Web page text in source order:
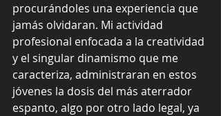
procurándoles una experiencia que
jamás olvidaran. Mi actividad
profesional enfocada a la creatividad
y el singular dinamismo que me
caracteriza, administraran en estos
jóvenes la dosis del más aterrador
espanto, algo por otro lado legal, ya